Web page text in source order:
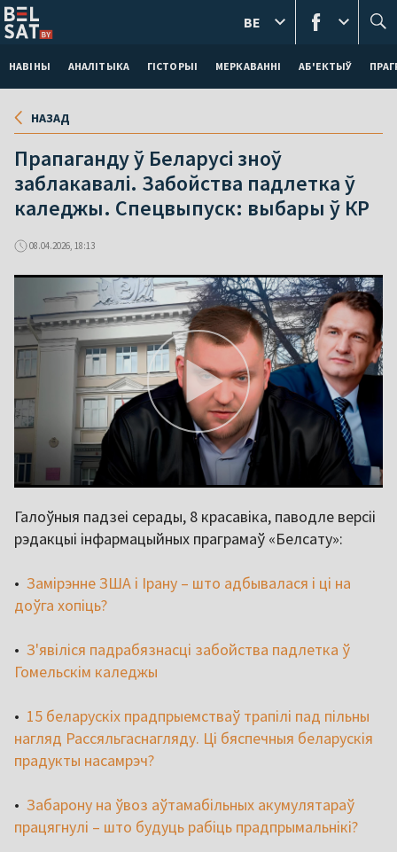
НАВІНЫ АНАЛІТЫКА ГІСТОРЫІ МЕРКАВАННI АБ'ЕКТЫЎ
BE
НАЗАД
Прапаганду ў Беларусі зноў
заблакавалі. Забойства падлетка ў
каледжы. Спецвыпуск: выбары ў КР
08.04.2026, 18:13
Галоўныя падзеі серады, 8 красавіка, паводле версіі
рэдакцыі інфармацыйных праграмаў «Белсату»:
• Замірэнне ЗША і Ірану – што адбывалася і ці на
доўга хопіць?
• З'явіліся падрабязнасці забойства падлетка ў
Гомельскім каледжы
• 15 беларускіх прадпрыемстваў трапілі пад пільны
нагляд Рассяльгаснагляду. Ці бяспечныя беларускія
прадукты насамрэч?
• Забарону на ўвоз аўтамабільных акумулятараў
працягнулі – што будуць рабіць прадпрымальнікі?